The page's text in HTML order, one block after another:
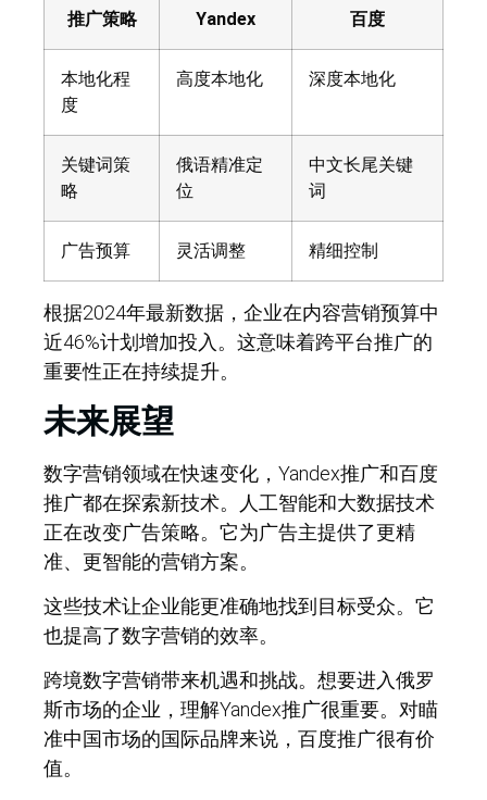
推广策略 Yandex 百度
本地化程
度
高度本地化 深度本地化
关键词策
略
俄语精准定
位
中文长尾关键
词
广告预算 灵活调整 精细控制
根据2024年最新数据，企业在内容营销预算中
近46%计划增加投入。这意味着跨平台推广的
重要性正在持续提升。
未来展望
数字营销领域在快速变化，Yandex推广和百度
推广都在探索新技术。人工智能和大数据技术
正在改变广告策略。它为广告主提供了更精
准、更智能的营销方案。
这些技术让企业能更准确地找到目标受众。它
也提高了数字营销的效率。
跨境数字营销带来机遇和挑战。想要进入俄罗
斯市场的企业，理解Yandex推广很重要。对瞄
准中国市场的国际品牌来说，百度推广很有价
值。